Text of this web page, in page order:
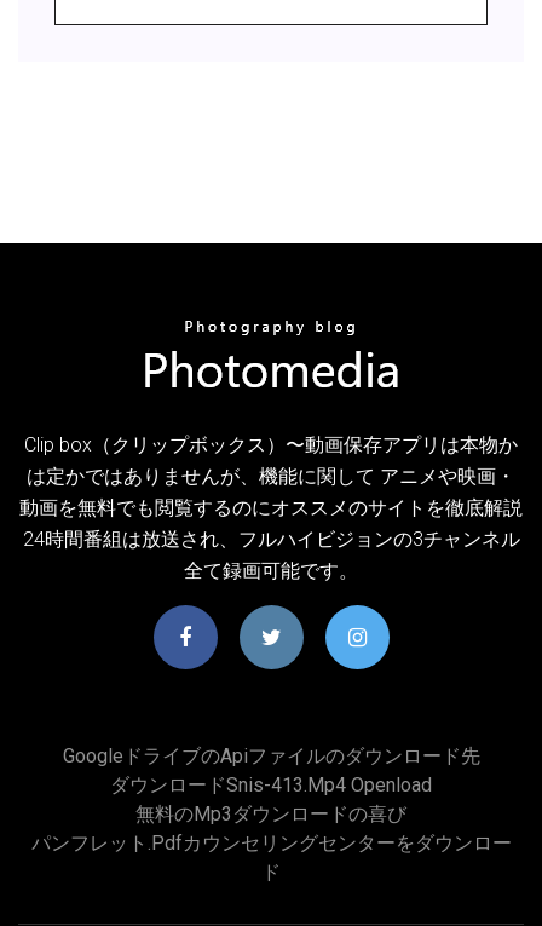
Clip box（クリップボックス）〜動画保存アプリは本物か
は定かではありませんが、機能に関して アニメや映画・
動画を無料でも閲覧するのにオススメのサイトを徹底解説
24時間番組は放送され、フルハイビジョンの3チャンネル
全て録画可能です。
Googleドライブのapiファイルのダウンロード先
ダウンロードsnis-413.mp4 Openload
無料のmp3ダウンロードの喜び
パンフレット.pdfカウンセリングセンターをダウンロー
ド